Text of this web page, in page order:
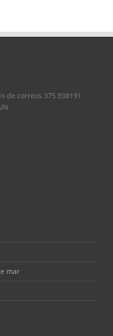
de correos 375 E08191
mar